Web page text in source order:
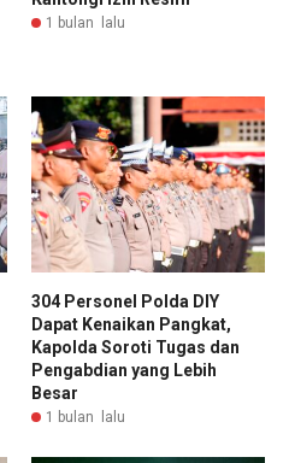
1 bulan lalu
304 Personel Polda DIY
Dapat Kenaikan Pangkat,
Kapolda Soroti Tugas dan
Pengabdian yang Lebih
Besar
1 bulan lalu